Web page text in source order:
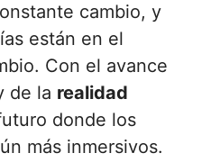
cambio, y
están en el
Con el avance
de la realidad
donde los
más inmersivos.